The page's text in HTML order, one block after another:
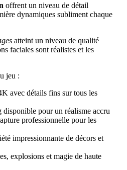
offrent un niveau de détail
dynamiques subliment chaque
atteint un niveau de qualité
faciales sont réalistes et les
jeu :
avec détails fins sur tous les
disponible pour un réalisme accru
professionnelle pour les
impressionnante de décors et
explosions et magie de haute